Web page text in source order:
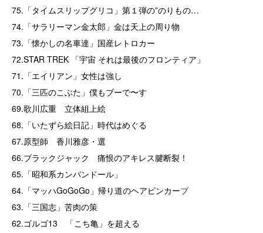
75.「タイムスリップグリコ」第１弾の”のりもの…
74.「サラリーマン金太郎」金は天上の周り物
73.「懐かしの名車達」国産レトロカー
72.STAR TREK 「宇宙 それは最後のフロンティア」
71.「エイリアン」女性は強し
70.「三匹のこぶた」僕もブーで〜す
69.歌川広重 立体組上絵
68.「いたずら絵日記」時代はめぐる
67.原型師 香川雅彦・選
66.ブラックジャック 痛恨のアキレス腱断裂！
65.「昭和系カンバンドール」
64.「マッハGoGoGo」帰り道のヘアピンカーブ
63.「三国志」苦肉の策
62.ゴルゴ13 「こち亀」を超える